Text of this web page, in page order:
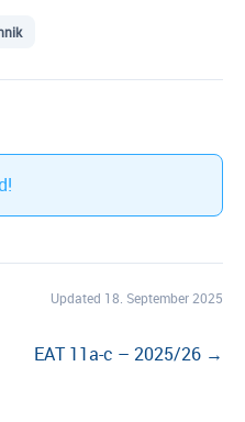
Updated 18. September 2025
EAT 11a-c – 2025/26 →